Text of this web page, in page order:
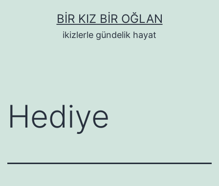
BIR KIZ BIR OĞLAN
ikizlerle gündelik hayat
Hediye